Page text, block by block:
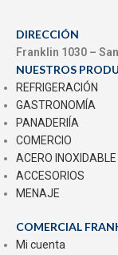
DIRECCIÓN
Franklin 1030 –
NUESTROS
REFRIGERACIÓN
GASTRONOMÍA
PANADERIÍA
COMERCIO
ACERO INOXIDABLE
ACCESORIOS
MENAJE
COMERCIAL
Mi cuenta